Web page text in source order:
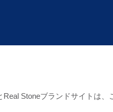
Stoneブランドサイトは、